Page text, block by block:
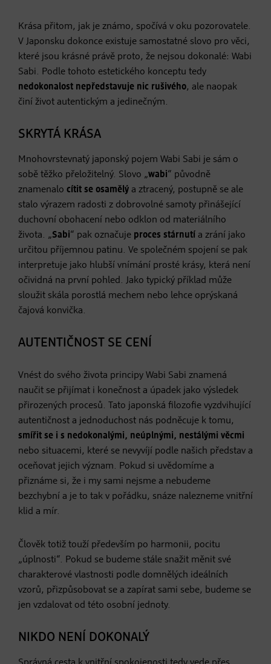
Krása přitom, jak je známo, spočívá v oku pozorovatele.
V Japonsku dokonce existuje samostatné slovo pro věci,
které jsou krásné právě proto, že nejsou dokonalé: Wabi
Sabi. Podle tohoto estetického konceptu tedy
nedokonalost nepředstavuje nic rušivého, ale naopak
činí život autentickým a jedinečným.
SKRYTÁ KRÁSA
Mnohovrstevnatý japonský pojem Wabi Sabi je sám o
sobě těžko přeložitelný. Slovo „wabi“ původně
znamenalo cítit se osamělý a ztracený, postupně se ale
stalo výrazem radosti z dobrovolné samoty přinášející
duchovní obohacení nebo odklon od materiálního
života. „Sabi“ pak označuje proces stárnutí a zrání jako
určitou příjemnou patinu. Ve společném spojení se pak
interpretuje jako hlubší vnímání prosté krásy, která není
očividná na první pohled. Jako typický příklad může
sloužit skála porostlá mechem nebo lehce oprýskaná
čajová konvička.
AUTENTIČNOST SE CENÍ
Vnést do svého života principy Wabi Sabi znamená
naučit se přijímat i konečnost a úpadek jako výsledek
přirozených procesů. Tato japonská filozofie vyzdvihující
autentičnost a jednoduchost nás podněcuje k tomu,
smířit se i s nedokonalými, neúplnými, nestálými věcmi
nebo situacemi, které se nevyvíjí podle našich představ a
oceňovat jejich význam. Pokud si uvědomíme a
přiznáme si, že i my sami nejsme a nebudeme
bezchybní a je to tak v pořádku, snáze nalezneme vnitřní
klid a mír.
Člověk totiž touží především po harmonii, pocitu
„úplnosti“. Pokud se budeme stále snažit měnit své
charakterové vlastnosti podle domnělých ideálních
vzorů, přizpůsobovat se a zapírat sami sebe, budeme se
jen vzdalovat od této osobní jednoty.
NIKDO NENÍ DOKONALÝ